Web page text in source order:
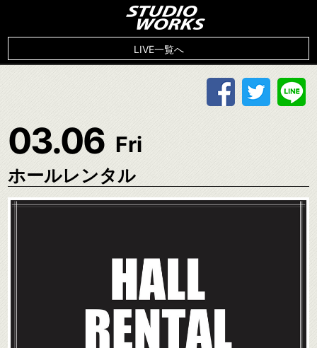
LIVE一覧へ
03.06 Fri
ホールレンタル